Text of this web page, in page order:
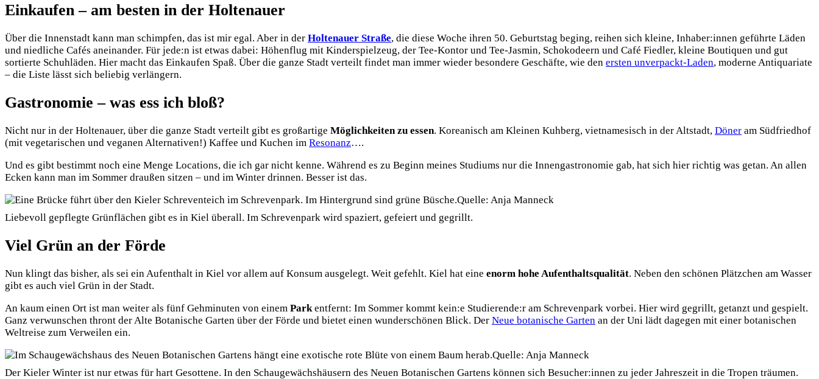
Einkaufen – am besten in der Holtenauer
Über die Innenstadt kann man schimpfen, das ist mir egal. Aber in der Holtenauer Straße, die diese Woche ihren 50. Geburtstag beging, reihen sich kleine, Inhaber:innen geführte Läden
und niedliche Cafés aneinander. Für jede:n ist etwas dabei: Höhenflug mit Kinderspielzeug, der Tee-Kontor und Tee-Jasmin, Schokodeern und Café Fiedler, kleine Boutiquen und gut
sortierte Schuhläden. Hier macht das Einkaufen Spaß. Über die ganze Stadt verteilt findet man immer wieder besondere Geschäfte, wie den ersten unverpackt-Laden, moderne Antiquariate
– die Liste lässt sich beliebig verlängern.
Gastronomie – was ess ich bloß?
Nicht nur in der Holtenauer, über die ganze Stadt verteilt gibt es großartige Möglichkeiten zu essen. Koreanisch am Kleinen Kuhberg, vietnamesisch in der Altstadt, Döner am Südfriedhof
(mit vegetarischen und veganen Alternativen!) Kaffee und Kuchen im Resonanz….
Und es gibt bestimmt noch eine Menge Locations, die ich gar nicht kenne. Während es zu Beginn meines Studiums nur die Innengastronomie gab, hat sich hier richtig was getan. An allen
Ecken kann man im Sommer draußen sitzen – und im Winter drinnen. Besser ist das.
Quelle: Anja Manneck
Liebevoll gepflegte Grünflächen gibt es in Kiel überall. Im Schrevenpark wird spaziert, gefeiert und gegrillt.
Viel Grün an der Förde
Nun klingt das bisher, als sei ein Aufenthalt in Kiel vor allem auf Konsum ausgelegt. Weit gefehlt. Kiel hat eine enorm hohe Aufenthaltsqualität. Neben den schönen Plätzchen am Wasser
gibt es auch viel Grün in der Stadt.
An kaum einen Ort ist man weiter als fünf Gehminuten von einem Parkentfernt: Im Sommer kommt kein:e Studierende:r am Schrevenpark vorbei. Hier wird gegrillt, getanzt und gespielt.
Ganz verwunschen thront der Alte Botanische Garten über der Förde und bietet einen wunderschönen Blick. Der Neue botanische Garten an der Uni lädt dagegen mit einer botanischen
Weltreise zum Verweilen ein.
Quelle: Anja Manneck
Der Kieler Winter ist nur etwas für hart Gesottene. In den Schaugewächshäusern des Neuen Botanischen Gartens können sich Besucher:innen zu jeder Jahreszeit in die Tropen träumen.